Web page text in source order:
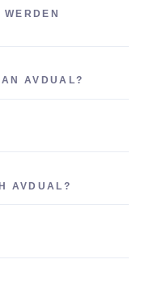
AVDUAL?
AVDUAL?